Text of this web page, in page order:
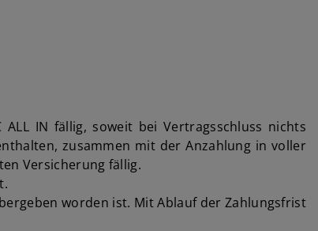
IN fällig, soweit bei Vertragsschluss nichts
zusammen mit der Anzahlung in voller
Versicherung fällig.
worden ist. Mit Ablauf der Zahlungsfrist